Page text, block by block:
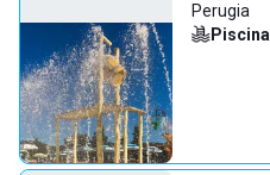
Perugia
Piscina